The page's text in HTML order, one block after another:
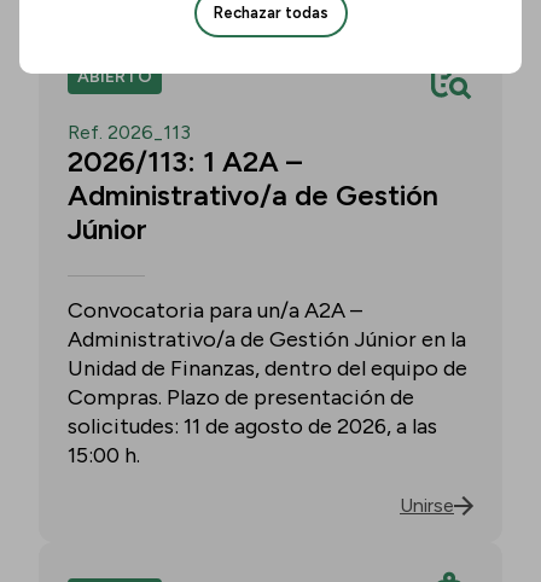
ABIERTO
Ref. 2026_113
2026/113: 1 A2A –
Administrativo/a de Gestión
Júnior
Convocatoria para un/a A2A –
Administrativo/a de Gestión Júnior en la
Unidad de Finanzas, dentro del equipo de
Compras. Plazo de presentación de
solicitudes: 11 de agosto de 2026, a las
15:00 h.
Unirse
Rechazar todas